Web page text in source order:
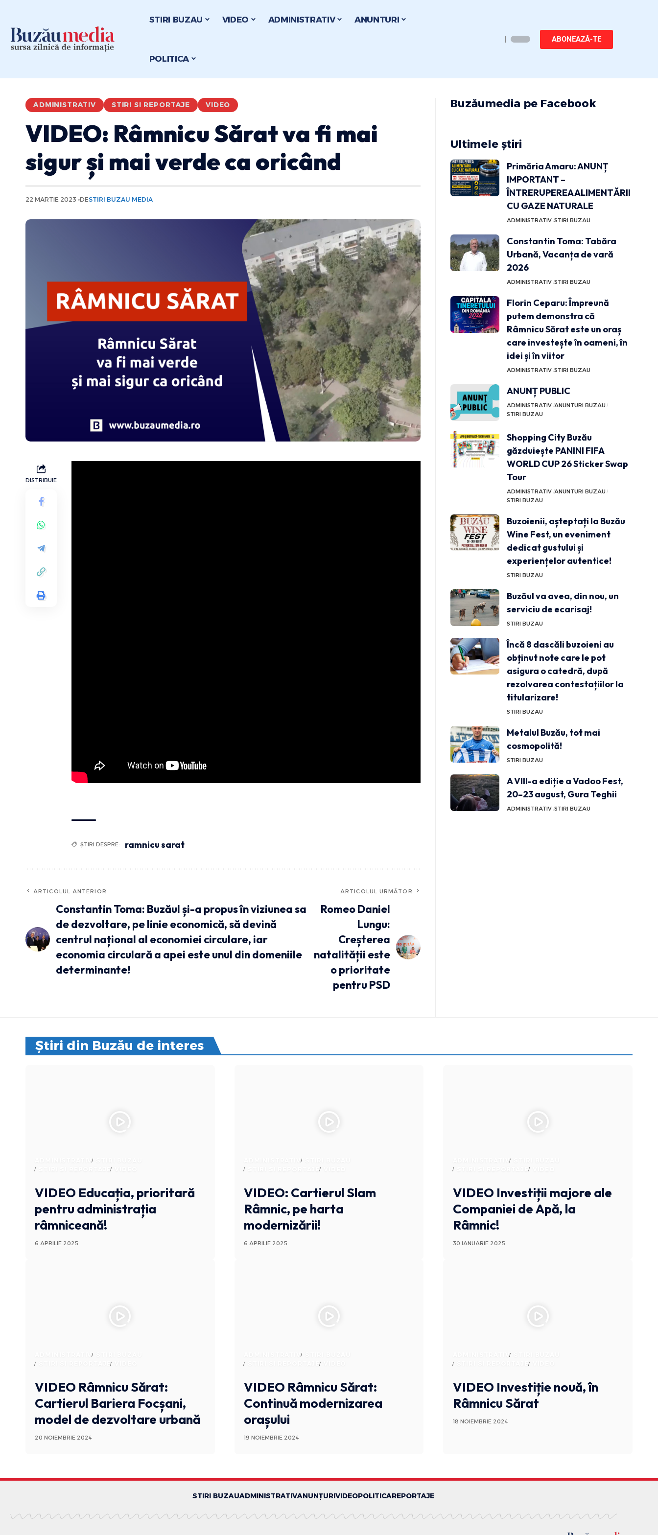
STIRI BUZAU VIDEO ADMINISTRATIV ANUNTURI
POLITICA
ABONEAZĂ-TE
ADMINISTRATIV STIRI SI REPORTAJE VIDEO
VIDEO: Râmnicu Sărat va fi mai
sigur și mai verde ca oricând
22 MARTIE 2023 DESTIRI BUZAU MEDIA
DISTRIBUIE
ȘTIRI DESPRE: ramnicu sarat
ARTICOLUL ANTERIOR
Constantin Toma: Buzăul și-a propus în viziunea sa
de dezvoltare, pe linie economică, să devină
centrul național al economiei circulare, iar
economia circulară a apei este unul din domeniile
determinante!
ARTICOLUL URMĂTOR
Romeo Daniel
Lungu:
Creșterea
natalității este
o prioritate
pentru PSD
Buzăumedia pe Facebook
Ultimele știri
Primăria Amaru: ANUNȚ
IMPORTANT –
ÎNTRERUPEREA ALIMENTĂRII
CU GAZE NATURALE
ADMINISTRATIV STIRI BUZAU
Constantin Toma: Tabăra
Urbană, Vacanța de vară
2026
ADMINISTRATIV STIRI BUZAU
Florin Ceparu: Împreună
putem demonstra că
Râmnicu Sărat este un oraș
care investește în oameni, în
idei și în viitor
ADMINISTRATIV STIRI BUZAU
ANUNȚ PUBLIC
ADMINISTRATIV ANUNTURI BUZAU
STIRI BUZAU
Shopping City Buzău
găzduiește PANINI FIFA
WORLD CUP 26 Sticker Swap
Tour
ADMINISTRATIV ANUNTURI BUZAU
STIRI BUZAU
Buzoienii, așteptați la Buzău
Wine Fest, un eveniment
dedicat gustului și
experiențelor autentice!
STIRI BUZAU
Buzăul va avea, din nou, un
serviciu de ecarisaj!
STIRI BUZAU
Încă 8 dascăli buzoieni au
obținut note care le pot
asigura o catedră, după
rezolvarea contestațiilor la
titularizare!
STIRI BUZAU
Metalul Buzău, tot mai
cosmopolită!
STIRI BUZAU
A VIII-a ediție a Vadoo Fest,
20–23 august, Gura Teghii
ADMINISTRATIV STIRI BUZAU
Știri din Buzău de interes
ADMINISTRATIV
STIRI SI REPORTAJE
VIDEO Educația, prioritară
pentru administrația
râmniceană!
6 APRILIE 2025
ADMINISTRATIV
STIRI SI REPORTAJE
VIDEO: Cartierul Slam
Râmnic, pe harta
modernizării!
6 APRILIE 2025
ADMINISTRATIV
STIRI SI REPORTAJE
VIDEO Investiții majore ale
Companiei de Apă, la
Râmnic!
30 IANUARIE 2025
ADMINISTRATIV
STIRI SI REPORTAJE
VIDEO Râmnicu Sărat:
Cartierul Bariera Focșani,
model de dezvoltare urbană
20 NOIEMBRIE 2024
ADMINISTRATIV
STIRI SI REPORTAJE
VIDEO Râmnicu Sărat:
Continuă modernizarea
orașului
19 NOIEMBRIE 2024
ADMINISTRATIV
STIRI SI REPORTAJE
VIDEO Investiție nouă, în
Râmnicu Sărat
18 NOIEMBRIE 2024
STIRI BUZAUADMINISTRATIVANUNȚURIVIDEOPOLITICAREPORTAJE